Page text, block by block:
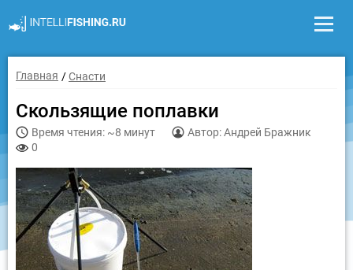
Главная Снасти
Скользящие поплавки
Время чтения: ~8 минут
Автор: Андрей Бражник
0